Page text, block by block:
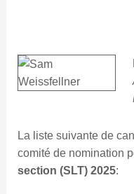
La liste suivante de
comité de nomination
section (SLT) 2025: